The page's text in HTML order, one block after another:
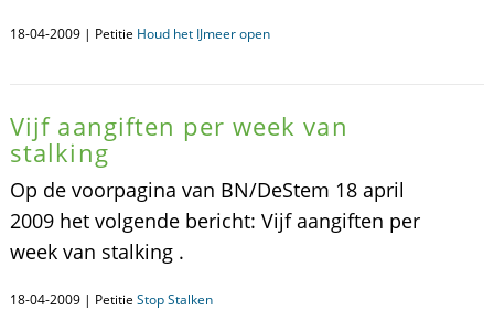
18-04-2009 | Petitie Houd het IJmeer open
Vijf aangiften per week van
stalking
Op de voorpagina van BN/DeStem 18 april
2009 het volgende bericht: Vijf aangiften per
week van stalking .
18-04-2009 | Petitie Stop Stalken